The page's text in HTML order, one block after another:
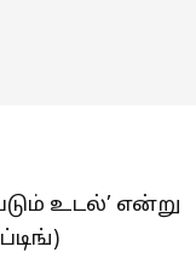
உடல்’ என்று